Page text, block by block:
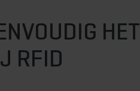
HET
RFID